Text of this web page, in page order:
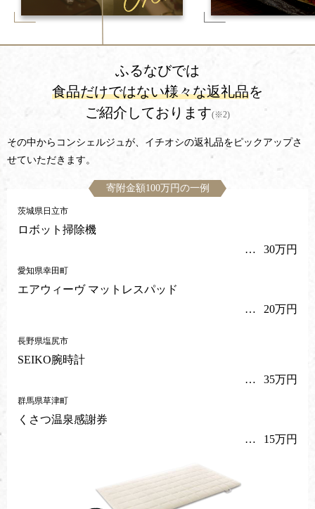
ふるなびでは
食品だけではない様々な返礼品を
ご紹介しております(※2)
その中からコンシェルジュが、イチオシの返礼品をピックアップさ
せていただきます。
寄附金額100万円の一例
茨城県日立市
ロボット掃除機
30万円
愛知県幸田町
エアウィーヴ マットレスパッド
20万円
長野県塩尻市
SEIKO腕時計
35万円
群馬県草津町
くさつ温泉感謝券
15万円